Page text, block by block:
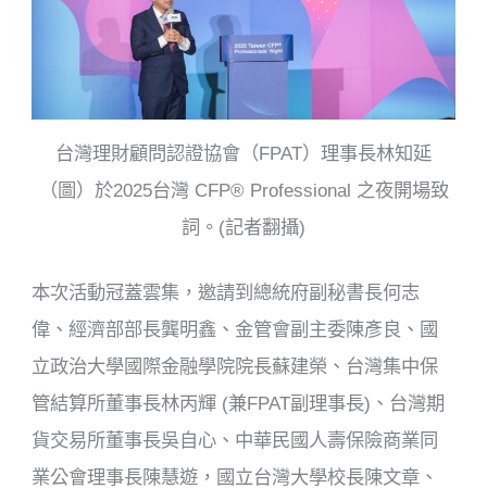
台灣理財顧問認證協會（FPAT）理事長林知延
（圖）於2025台灣 CFP® Professional 之夜開場致
詞。(記者翻攝)
本次活動冠蓋雲集，邀請到總統府副秘書長何志
偉、經濟部部長龔明鑫、金管會副主委陳彥良、國
立政治大學國際金融學院院長蘇建榮、台灣集中保
管結算所董事長林丙輝 (兼FPAT副理事長)、台灣期
貨交易所董事長吳自心、中華民國人壽保險商業同
業公會理事長陳慧遊，國立台灣大學校長陳文章、